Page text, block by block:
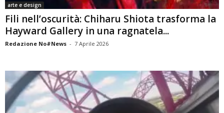
arte e design
Fili nell’oscurità: Chiharu Shiota trasforma la
Hayward Gallery in una ragnatela...
Redazione No#News - 7 Aprile 2026